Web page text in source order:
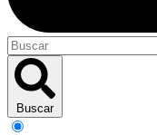
Buscar